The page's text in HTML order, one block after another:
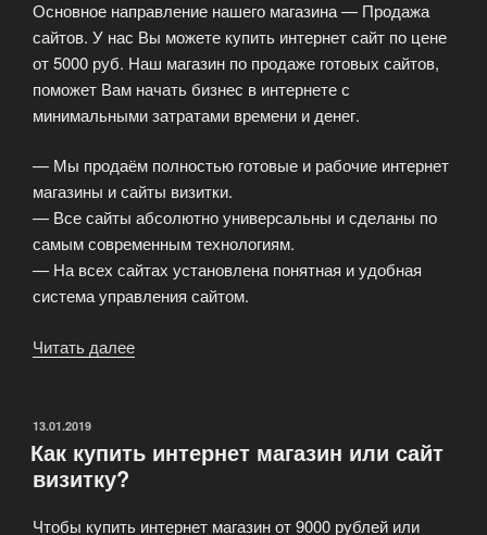
Основное направление нашего магазина — Продажа
сайтов. У нас Вы можете купить интернет сайт по цене
от 5000 руб. Наш магазин по продаже готовых сайтов,
поможет Вам начать бизнес в интернете с
минимальными затратами времени и денег.
— Мы продаём полностью готовые и рабочие интернет
магазины и сайты визитки.
— Все сайты абсолютно универсальны и сделаны по
самым современным технологиям.
— На всех сайтах установлена понятная и удобная
система управления сайтом.
Читать далее
купить
сайт»
ОПУБЛИКОВАНО
13.01.2019
Как купить интернет магазин или сайт
визитку?
Чтобы купить интернет магазин от 9000 рублей или